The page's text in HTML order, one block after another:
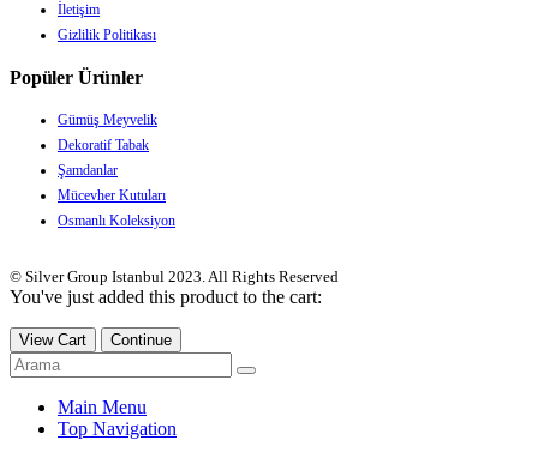
İletişim
Gizlilik Politikası
Popüler Ürünler
Gümüş Meyvelik
Dekoratif Tabak
Şamdanlar
Mücevher Kutuları
Osmanlı Koleksiyon
© Silver Group Istanbul 2023. All Rights Reserved
You've just added this product to the cart:
View Cart Continue
Main Menu
Top Navigation